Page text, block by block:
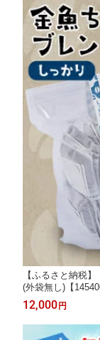
【ふるさと納税
(外袋無し)【
12,000円